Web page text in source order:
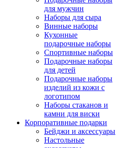
для мужчин
Наборы для сыра
Винные наборы
Кухонные
подарочные наборы
Спортивные наборы
Подарочные наборы
для детей
Подарочные наборы
изделий из кожи с
логотипом
Наборы стаканов и
камни для виски
Корпоративные подарки
Бейджи и аксессуары
Настольные